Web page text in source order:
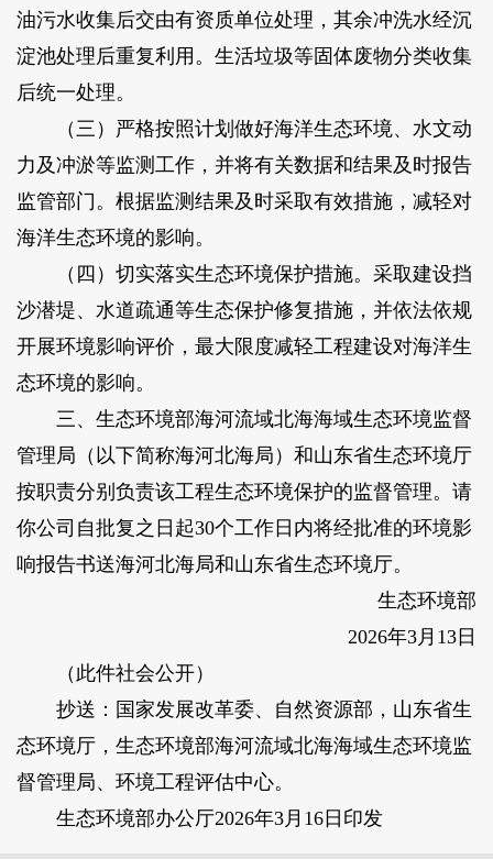
油污水收集后交由有资质单位处理，其余冲洗水经沉
淀池处理后重复利用。生活垃圾等固体废物分类收集
后统一处理。
（三）严格按照计划做好海洋生态环境、水文动
力及冲淤等监测工作，并将有关数据和结果及时报告
监管部门。根据监测结果及时采取有效措施，减轻对
海洋生态环境的影响。
（四）切实落实生态环境保护措施。采取建设挡
沙潜堤、水道疏通等生态保护修复措施，并依法依规
开展环境影响评价，最大限度减轻工程建设对海洋生
态环境的影响。
三、生态环境部海河流域北海海域生态环境监督
管理局（以下简称海河北海局）和山东省生态环境厅
按职责分别负责该工程生态环境保护的监督管理。请
你公司自批复之日起30个工作日内将经批准的环境影
响报告书送海河北海局和山东省生态环境厅。
生态环境部
2026年3月13日
（此件社会公开）
抄送：国家发展改革委、自然资源部，山东省生
态环境厅，生态环境部海河流域北海海域生态环境监
督管理局、环境工程评估中心。
生态环境部办公厅2026年3月16日印发